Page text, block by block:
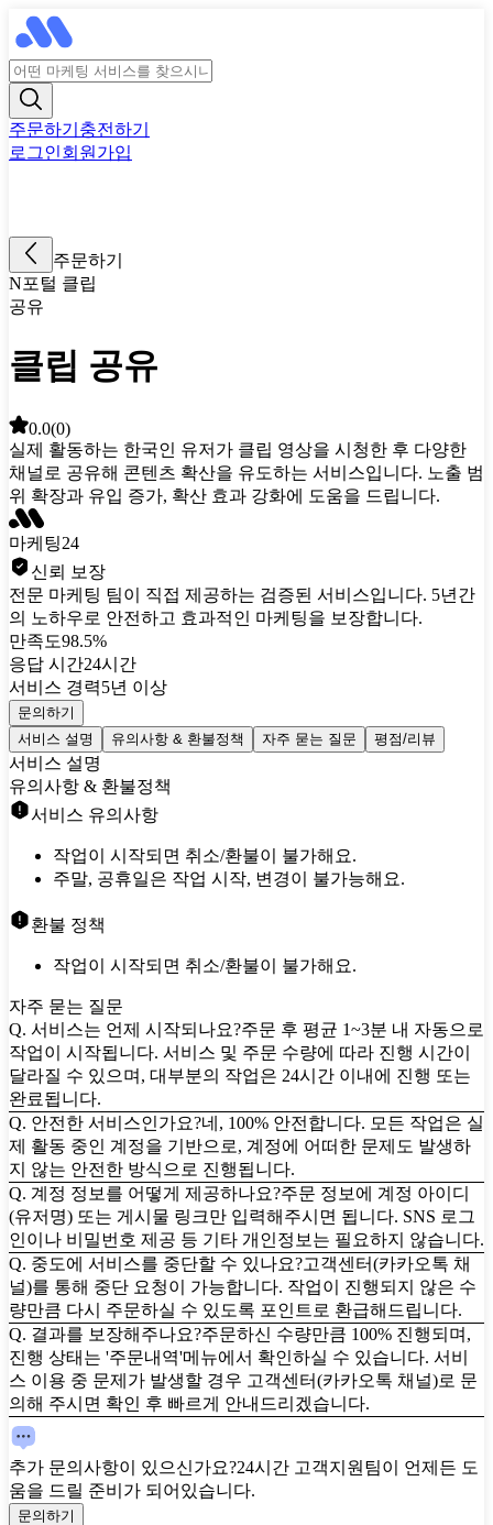
주문하기 충전하기
로그인회원가입
주문하기
N포털 클립
공유
클립 공유
0.0(0)
실제 활동하는 한국인 유저가 클립 영상을 시청한 후 다양한
채널로 공유해 콘텐츠 확산을 유도하는 서비스입니다. 노출 범
위 확장과 유입 증가, 확산 효과 강화에 도움을 드립니다.
마케팅24
신뢰 보장
전문 마케팅 팀이 직접 제공하는 검증된 서비스입니다. 5년간
의 노하우로 안전하고 효과적인 마케팅을 보장합니다.
만족도98.5%
응답 시간24시간
서비스 경력5년 이상
문의하기
서비스 설명
유의사항 & 환불정책 자주 묻는 질문 평점/리뷰
서비스 설명
유의사항 & 환불정책
서비스 유의사항
작업이 시작되면 취소/환불이 불가해요.
주말, 공휴일은 작업 시작, 변경이 불가능해요.
환불 정책
작업이 시작되면 취소/환불이 불가해요.
자주 묻는 질문
Q. 서비스는 언제 시작되나요?주문 후 평균 1~3분 내 자동으로
작업이 시작됩니다. 서비스 및 주문 수량에 따라 진행 시간이
달라질 수 있으며, 대부분의 작업은 24시간 이내에 진행 또는
완료됩니다.
Q. 안전한 서비스인가요?네, 100% 안전합니다. 모든 작업은 실
제 활동 중인 계정을 기반으로, 계정에 어떠한 문제도 발생하
지 않는 안전한 방식으로 진행됩니다.
Q. 계정 정보를 어떻게 제공하나요?주문 정보에 계정 아이디
(유저명) 또는 게시물 링크만 입력해주시면 됩니다. SNS 로그
인이나 비밀번호 제공 등 기타 개인정보는 필요하지 않습니다.
Q. 중도에 서비스를 중단할 수 있나요?고객센터(카카오톡 채
널)를 통해 중단 요청이 가능합니다. 작업이 진행되지 않은 수
량만큼 다시 주문하실 수 있도록 포인트로 환급해드립니다.
Q. 결과를 보장해주나요?주문하신 수량만큼 100% 진행되며,
진행 상태는 '주문내역'메뉴에서 확인하실 수 있습니다. 서비
스 이용 중 문제가 발생할 경우 고객센터(카카오톡 채널)로 문
의해 주시면 확인 후 빠르게 안내드리겠습니다.
추가 문의사항이 있으신가요?24시간 고객지원팀이 언제든 도
움을 드릴 준비가 되어있습니다.
문의하기